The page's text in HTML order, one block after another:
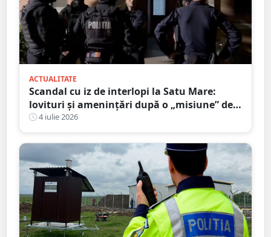
ACTUALITATE
Scandal cu iz de interlopi la Satu Mare:
lovituri și amenințări după o „misiune” de
recuperare a iubitei
4 iulie 2026